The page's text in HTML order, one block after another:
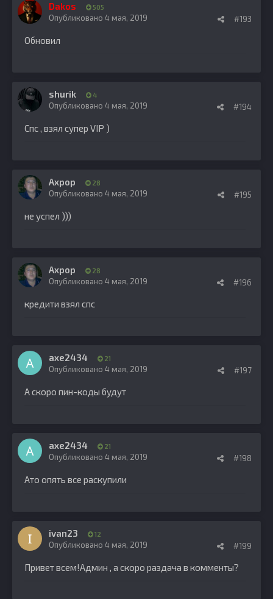
Dakos 505
#193
Опубликовано 4 мая, 2019
Обновил
shurik 4
#194
Опубликовано 4 мая, 2019
Спс , взял супер VIP )
Ахрор 28
#195
Опубликовано 4 мая, 2019
не успел )))
Ахрор 28
#196
Опубликовано 4 мая, 2019
кредити взял спс
axe2434 21
#197
Опубликовано 4 мая, 2019
А скоро пин-коды будут
axe2434 21
#198
Опубликовано 4 мая, 2019
Ато опять все раскупили
ivan23 12
#199
Опубликовано 4 мая, 2019
Привет всем!Админ , а скоро раздача в комменты?